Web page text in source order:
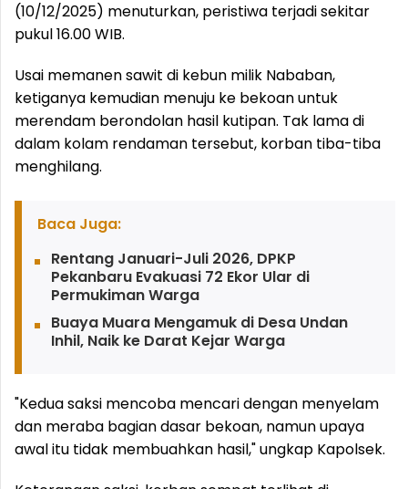
(10/12/2025) menuturkan, peristiwa terjadi sekitar
pukul 16.00 WIB.
Usai memanen sawit di kebun milik Nababan,
ketiganya kemudian menuju ke bekoan untuk
merendam berondolan hasil kutipan. Tak lama di
dalam kolam rendaman tersebut, korban tiba-tiba
menghilang.
Baca Juga:
Rentang Januari-Juli 2026, DPKP
Pekanbaru Evakuasi 72 Ekor Ular di
Permukiman Warga
Buaya Muara Mengamuk di Desa Undan
Inhil, Naik ke Darat Kejar Warga
"Kedua saksi mencoba mencari dengan menyelam
dan meraba bagian dasar bekoan, namun upaya
awal itu tidak membuahkan hasil," ungkap Kapolsek.